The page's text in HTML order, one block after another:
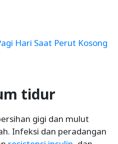
Hari Saat Perut Kosong
tidur
gigi dan mulut
Infeksi dan peradangan